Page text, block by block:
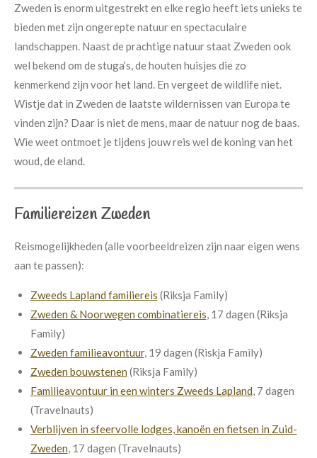
Zweden is enorm uitgestrekt en elke regio heeft iets unieks te
bieden met zijn ongerepte natuur en spectaculaire
landschappen. Naast de prachtige natuur staat Zweden ook
wel bekend om de stuga’s, de houten huisjes die zo
kenmerkend zijn voor het land. En vergeet de wildlife niet.
Wistje dat in Zweden de laatste wildernissen van Europa te
vinden zijn? Daar is niet de mens, maar de natuur nog de baas.
Wie weet ontmoet je tijdens jouw reis wel de koning van het
woud, de eland.
Familiereizen Zweden
Reismogelijkheden (alle voorbeeldreizen zijn naar eigen wens
aan te passen):
Zweeds Lapland familiereis (Riksja Family)
Zweden & Noorwegen combinatiereis, 17 dagen (Riksja
Family)
Zweden familieavontuur, 19 dagen (Riskja Family)
Zweden bouwstenen (Riksja Family)
Familieavontuur in een winters Zweeds Lapland, 7 dagen
(Travelnauts)
Verblijven in sfeervolle lodges, kanoën en fietsen in Zuid-
Zweden, 17 dagen (Travelnauts)